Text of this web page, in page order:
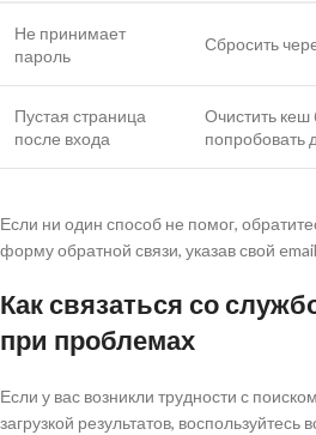
Не принимает
пароль
Сбросить
Пустая страница
после входа
Очистить кеш
попробовать
Если ни один способ не помог,
форму обратной связи, указав свой
Как связаться со
при проблемах
Если у вас возникли трудности с
загрузкой результатов,